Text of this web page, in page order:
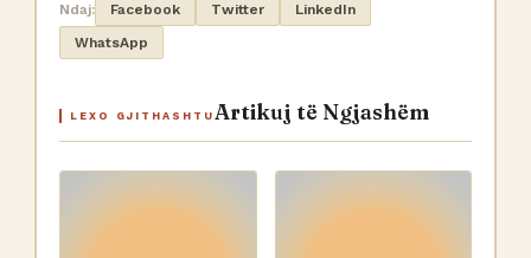
Ndaj: Facebook Twitter
LinkedIn
WhatsApp
LEXO GJITHASHTU Artikuj të Ngjashëm